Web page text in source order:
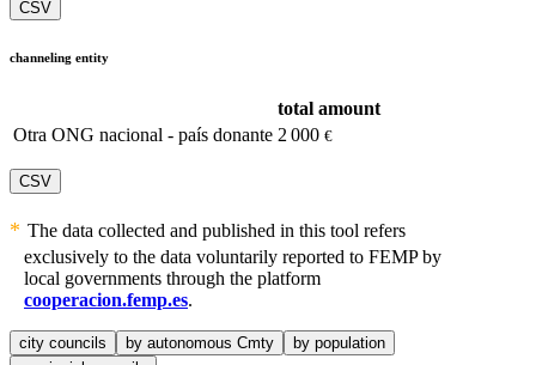
CSV
channeling entity
total amount
Otra ONG nacional - país donante 2 000 €
CSV
The data collected and published in this tool refers
exclusively to the data voluntarily reported to FEMP by
local governments through the platform
cooperacion.femp.es.
city councils by autonomous Cmty
by population